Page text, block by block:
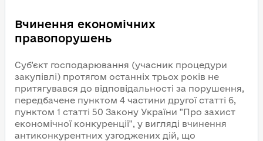
Вчинення економічних
правопорушень
Суб’єкт господарювання (учасник процедури
закупівлі) протягом останніх трьох років не
притягувався до відповідальності за порушення,
передбачене пунктом 4 частини другої статті 6,
пунктом 1 статті 50 Закону України "Про захист
економічної конкуренції", у вигляді вчинення
антиконкурентних узгоджених дій, що